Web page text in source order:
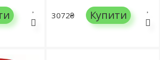
3072₴ Купити